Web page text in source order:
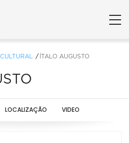
CULTURAL ​​​​​​​ÍTALO AUGUSTO
LOCALIZAÇÃO VIDEO